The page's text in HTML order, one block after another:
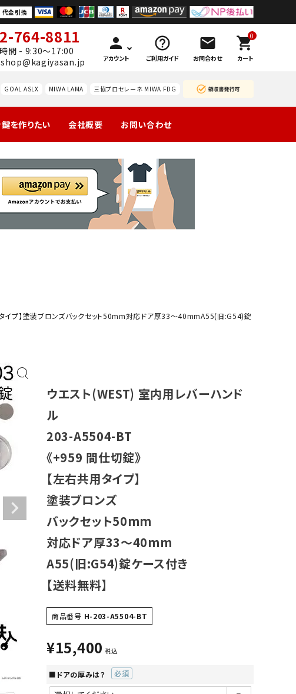
代金引換
764-8811
間 - 9:30～17:00
person
アカウント
help_outline
ご利用ガイド
mail
お問合わせ
0
shopping_cart
カート
GOAL ASLX MIWA LAMA 三協プロセレーネ MIWA FDG
海外製の玄関 引戸
マンション団地
レバーハン
ドル錠の交
換
レバーハン
ドルのみ交
換
GOAL
技研
WEST レバ
南京錠 認知症対策
防犯サ
ムター
ドアガ
ードプ
ABUS
カギと
を作りたい 会社概要 お問い合わせ
プ】塗装ブロンズバックセット50mm対応ドア厚33～40mmA55(旧:G54)錠
ウエスト(WEST) 室内用レバーハンド
ル
203-A5504-BT
《+959 間仕切錠》
【左右共用タイプ】
塗装ブロンズ
バックセット50mm
対応ドア厚33～40mm
A55(旧:G54)錠ケース付き
【送料無料】
商品番号 H-203-A5504-BT
¥15,400 税込
■ドアの厚みは？
(必